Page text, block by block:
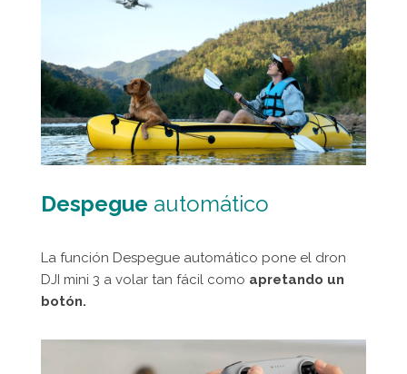
Despegue automático
La función Despegue automático pone el dron
DJI mini 3 a volar tan fácil como apretando un
botón.